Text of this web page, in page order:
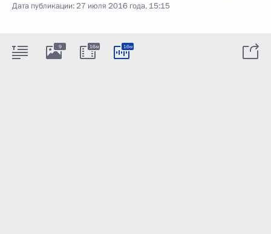
Дата публикации:27 июля 2016 года, 15:15
9 16м 16м